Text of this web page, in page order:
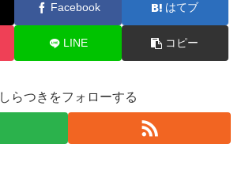
Facebook はてブ
LINE コピー
しらつきをフォローする